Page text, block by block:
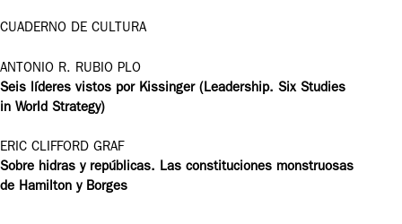
CUADERNO DE CULTURA
ANTONIO R. RUBIO PLO
Seis líderes vistos por Kissinger (Leadership. Six Studies
in World Strategy)
ERIC CLIFFORD GRAF
Sobre hidras y repúblicas. Las constituciones monstruosas
de Hamilton y Borges